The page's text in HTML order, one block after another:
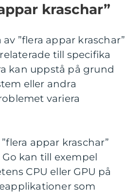
kraschar”
”flera appar kraschar”
till specifika
kan uppstå på grund
eller andra
variera
appar kraschar”
kan till exempel
CPU eller GPU på
som